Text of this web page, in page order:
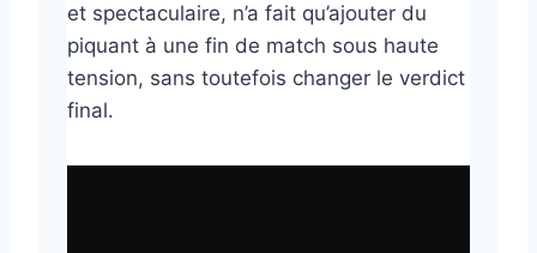
et spectaculaire, n’a fait qu’ajouter du
piquant à une fin de match sous haute
tension, sans toutefois changer le verdict
final.